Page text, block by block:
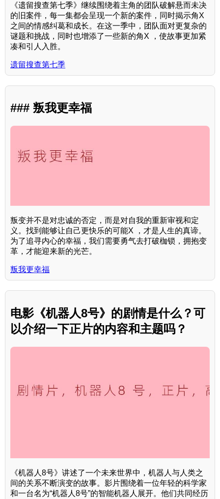
《遗留搜查第七季》继续围绕着主角的团队破解悬而未决
的旧案件，每一集都会呈现一个新的案件，同时揭示角X
之间的情感纠葛和成长。在这一季中，团队面对更复杂的
谜题和挑战，同时也增添了一些新的角X ，使故事更加紧
凑和引人入胜。
遗留搜查第七季
### 叛我更幸福
叛变并不是对忠诚的否定，而是对自我的重新审视和定
义。找到能够让自己更快乐的可能X ，才是人生的真谛。
为了追寻内心的幸福，我们需要勇气去打破枷锁，拥抱变
革，才能迎来新的光芒。
叛我更幸福
电影《机器人8号》的剧情是什么？可
以介绍一下正片的内容和主题吗？
《机器人8号》讲述了一个未来世界中，机器人与人类之
间的关系不断演变的故事。影片围绕着一位年轻的科学家
和一台名为“机器人8号”的智能机器人展开。他们共同经历